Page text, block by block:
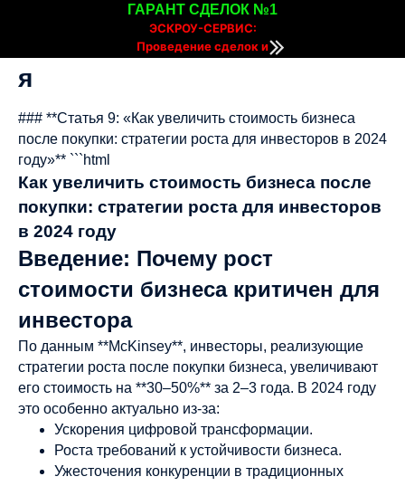
ЭСКРОУ-СЕРВИС:
Проведение сделок и
ГАРАНТ СДЕЛОК №1
я
### **Статья 9: «Как увеличить стоимость бизнеса
после покупки: стратегии роста для инвесторов в 2024
году»** ```html
Как увеличить стоимость бизнеса после
покупки: стратегии роста для инвесторов
в 2024 году
Введение: Почему рост
стоимости бизнеса критичен для
инвестора
По данным **McKinsey**, инвесторы, реализующие
стратегии роста после покупки бизнеса, увеличивают
его стоимость на **30–50%** за 2–3 года. В 2024 году
это особенно актуально из-за:
Ускорения цифровой трансформации.
Роста требований к устойчивости бизнеса.
Ужесточения конкуренции в традиционных